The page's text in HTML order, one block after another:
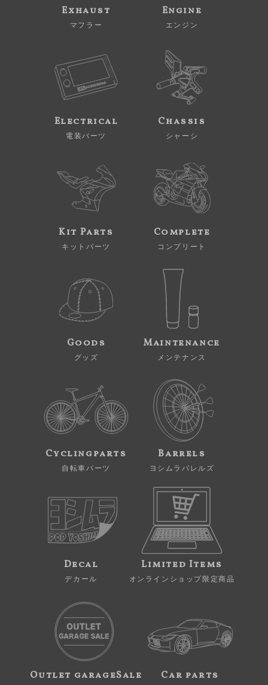
Exhaust
マフラー
Engine
エンジン
Electrical
電装パーツ
Chassis
シャーシ
Kit Parts
キットパーツ
Complete
コンプリート
Goods
グッズ
Maintenance
メンテナンス
Cyclingparts
自転車パーツ
Barrels
ヨシムラバレルズ
Decal
デカール
Limited Items
オンラインショップ限定商品
Outlet garageSale Car parts